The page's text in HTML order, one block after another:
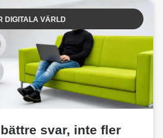
DIGITALA VÄRLD
svar, inte fler